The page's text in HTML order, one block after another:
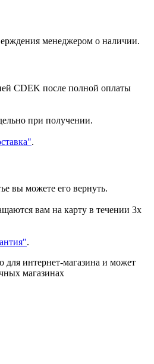
менеджером о наличии.
CDEK после полной оплаты
при получении.
.
вы можете его вернуть.
вам на карту в течении 3х
.
для интернет-магазина и может
магазинах